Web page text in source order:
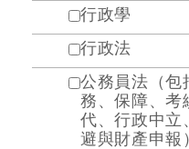
行政學
行政法
公務員法（包
務、保障、考
代、行政中立
避與財產申報